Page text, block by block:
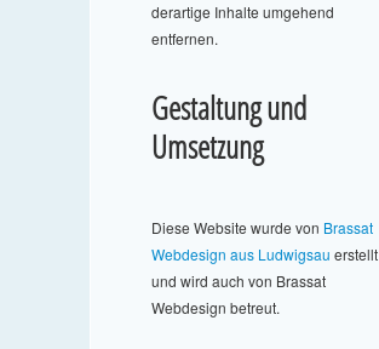
derartige Inhalte umgehend
entfernen.
Gestaltung und
Umsetzung
Diese Website wurde von Brassat
Webdesign aus Ludwigsau erstellt
und wird auch von Brassat
Webdesign betreut.